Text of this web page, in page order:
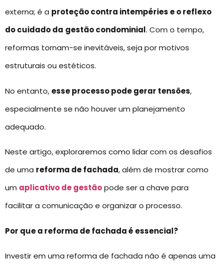
externa; é a proteção contra intempéries e o reflexo
do cuidado da gestão condominial. Com o tempo,
reformas tornam-se inevitáveis, seja por motivos
estruturais ou estéticos.
No entanto, esse processo pode gerar tensões,
especialmente se não houver um planejamento
adequado.
Neste artigo, exploraremos como lidar com os desafios
de uma reforma de fachada, além de mostrar como
um aplicativo de gestãopode ser a chave para
facilitar a comunicação e organizar o processo.
Por que a reforma de fachada é essencial?
Investir em uma reforma de fachada não é apenas uma